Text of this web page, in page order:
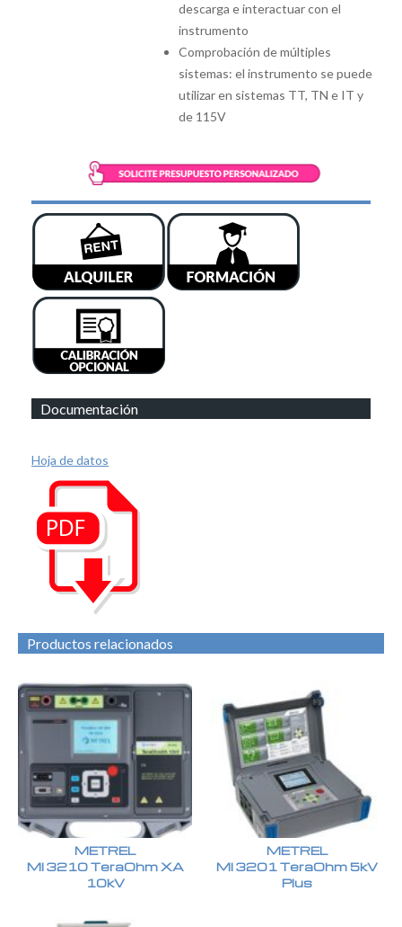
descarga e interactuar con el
instrumento
Comprobación de múltiples
sistemas: el instrumento se puede
utilizar en sistemas TT, TN e IT y
de 115V
Documentación
Hoja de datos
Productos relacionados
METREL
MI 3210 TeraOhm XA
10kV
METREL
MI 3201 TeraOhm 5kV
Plus